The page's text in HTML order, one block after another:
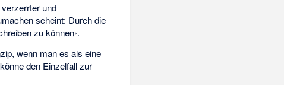
und
scheint: Durch die
zu können›.
wenn man es als eine
den Einzelfall zur